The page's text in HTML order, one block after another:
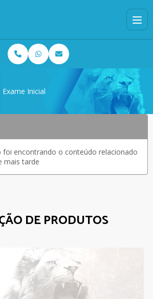
Exame Inicial
foi encontrando o conteúdo relacionado
mais tarde
DE PRODUTOS